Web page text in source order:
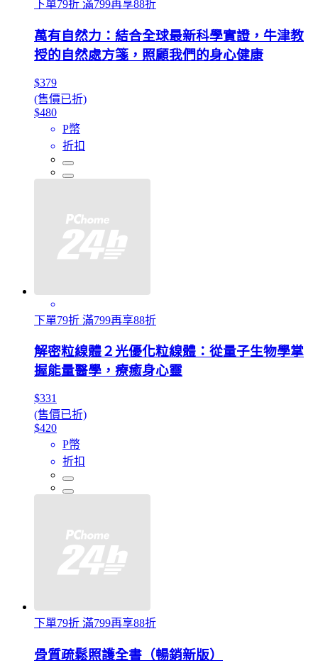
下單79折 滿799再享88折
萬有自然力：結合全球最新科學實證，牛津教
授的自然處方箋，照顧我們的身心健康
$379
(售價已折)
$480
P幣
折扣
下單79折 滿799再享88折
解密粒線體２光優化粒線體：從量子生物學掌
握能量醫學，療癒身心靈
$331
(售價已折)
$420
P幣
折扣
下單79折 滿799再享88折
骨質疏鬆照護全書（暢銷新版）